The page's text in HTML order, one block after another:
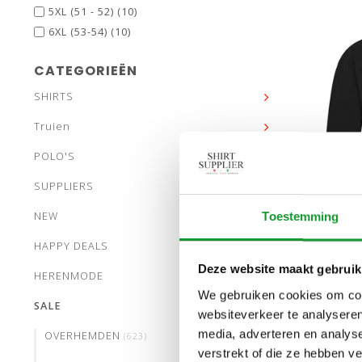
Toestemming
Deze website maakt
We gebruiken cookies om
websiteverkeer te
media, adverteren en
verstrekt of die ze hebben
5XL (51 - 52) (10)
6XL (53-54) (10)
CATEGORIEËN
SHIRTS
Truien
POLO'S
SUPPLIERS
NEW
HAPPY DEALS
HERENMODE
SALE
OVERHEMDEN (623)